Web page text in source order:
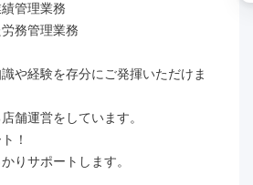
管理業務
務管理業務
や経験を存分にご発揮いただけま
舗運営をしています。
！
りサポートします。